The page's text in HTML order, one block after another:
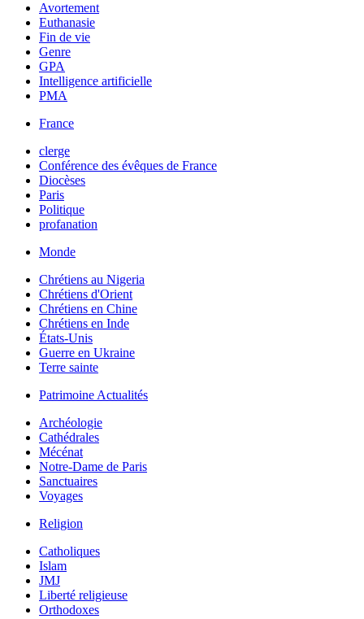
Avortement
Euthanasie
Fin de vie
Genre
GPA
Intelligence artificielle
PMA
France
clerge
Conférence des évêques de France
Diocèses
Paris
Politique
profanation
Monde
Chrétiens au Nigeria
Chrétiens d'Orient
Chrétiens en Chine
Chrétiens en Inde
États-Unis
Guerre en Ukraine
Terre sainte
Patrimoine Actualités
Archéologie
Cathédrales
Mécénat
Notre-Dame de Paris
Sanctuaires
Voyages
Religion
Catholiques
Islam
JMJ
Liberté religieuse
Orthodoxes